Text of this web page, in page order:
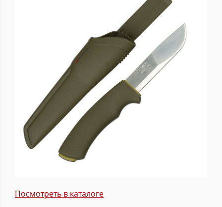
Посмотреть в каталоге